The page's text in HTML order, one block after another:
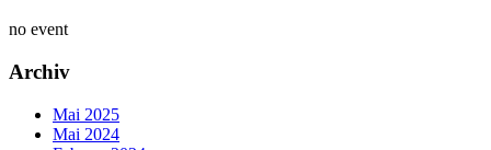
no event
Archiv
Mai 2025
Mai 2024